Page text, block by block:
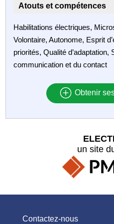
Atouts et compétences
Habilitations électriques,
Volontaire, Autonome, Esprit
priorités, Qualité d’adaptation,
communication et du contact
Obtenir
un site
Contactez-nous